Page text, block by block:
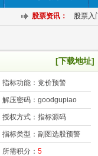
股票资讯： 股票入
[下载地址]
指标功能： 竞价预警
解压密码： goodgupiao
授权方式： 指标源码
指标类型： 副图选股预警
所需积分： 5